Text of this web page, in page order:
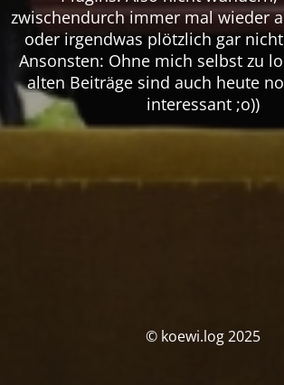
zwischendurch immer mal wieder
oder irgendwas plötzlich gar
Ansonsten: Ohne mich selbst zu
alten Beiträge sind auch heute
interessant ;o))
© koewi.log 2025